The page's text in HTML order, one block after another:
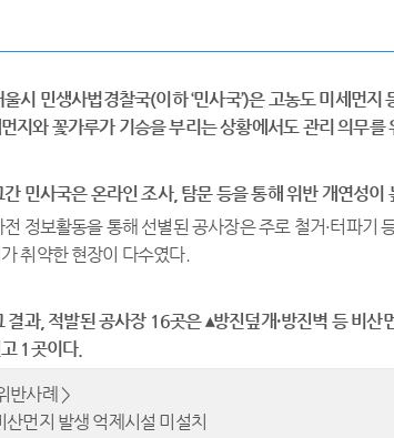
울시 민생사법경찰국(이하‘민사국’)은 고농도 미세먼지
지와 꽃가루가 기승을 부리는 상황에서도 관리 의무를
간 민사국은 온라인 조사, 탐문 등을 통해 위반 개연성이
정보활동을 통해 선별된 공사장은 주로 철거·터파기
취약한 현장이 다수였다.
결과, 적발된 공사장 16곳은▴방진덮개·방진벽 등 비산
1 곳이다.
반사례 >
산먼지 발생 억제시설 미설치